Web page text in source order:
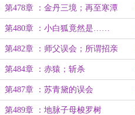
第478章 ：金丹三境；再至寒潭
第480章 ：小白狐竟然是……
第482章 ：师父误会；所谓招亲
第484章 ：赤猿；斩杀
第487章 ：苏青黛的误会
第489章 ：地脉子母梭罗树